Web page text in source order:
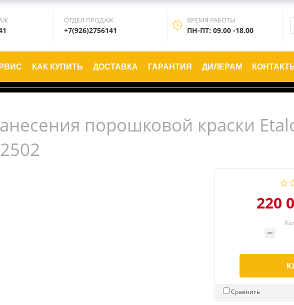
ОТДЕЛ ПРОДАЖ
+7(926)2756141
ВРЕМЯ РАБОТЫ
ПН-ПТ: 09.00 -18.00
КАК КУПИТЬ ДОСТАВКА ГАРАНТИЯ ДИЛЕРАМ
порошковой краски
220
Сравнить